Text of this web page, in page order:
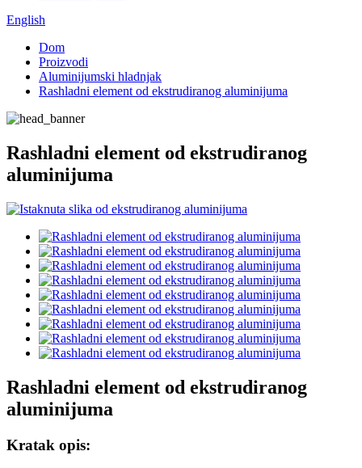
English
Dom
Proizvodi
Aluminijumski hladnjak
Rashladni element od ekstrudiranog aluminijuma
Rashladni element od ekstrudiranog
aluminijuma
Rashladni element od ekstrudiranog
aluminijuma
Kratak opis: